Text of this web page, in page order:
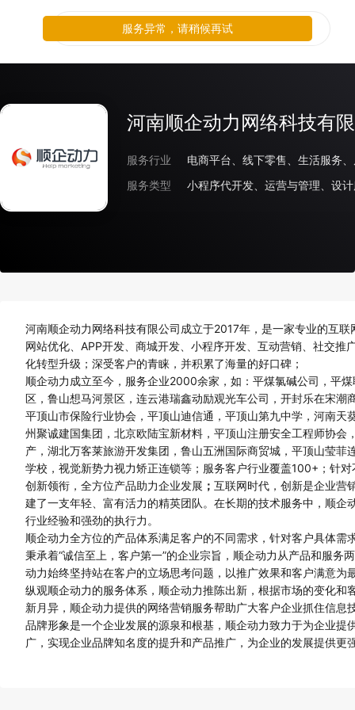
河南顺企动力网络科技有
服务行业
服务类型
小程序代开发、运营与管理、设
河南顺企动力网络科技有限公司成立于2017年，是一家专业的互
网站优化、APP开发、商城开发、小程序开发、互动营销、社交
化转型升级；深受客户的青睐，并积累了海量的好口碑；
顺企动力成立至今，服务企业2000余家，如：平煤氯碱公司，平
区，鲁山想马河景区，连云港瑞鑫动励观光车公司，开封乐在宋
平顶山市保险行业协会，平顶山迪信通，平顶山第九中学，河南
州聚诚建国集团，北京欧陆宝新材料，平顶山注册安全工程师协
产，湖北万客莱旅游开发集团，鲁山五洲国际商贸城，平顶山莹
学校，视觉新势力视力矫正连锁等；服务客户行业覆盖100+；针
创新领衔，全方位产品助力企业发展 ； 互联网时代，创新是企业营
建了一支年轻、富有活力的精英团队。在长期的技术服务中，顺
行业经验和强劲的执行力。
顺企动力全方位的产品体系满足客户的不同需求，针对客户具体
秉承着“诚信至上，客户第一”的企业宗旨，顺企动力从产品和服
动力始终坚持站在客户的立场思考问题，以推广效果和客户满意
纵观顺企动力的服务体系，顺企动力推陈出新，根据市场的变化
新月异，顺企动力提供的网络营销服务帮助广大客户企业抓住信
品牌形象是一个企业发展的源泉和根基，顺企动力致力于为企业
广，实现企业品牌知名度的提升和产品推广，为企业的发展提供更
服务异常，请稍候再试